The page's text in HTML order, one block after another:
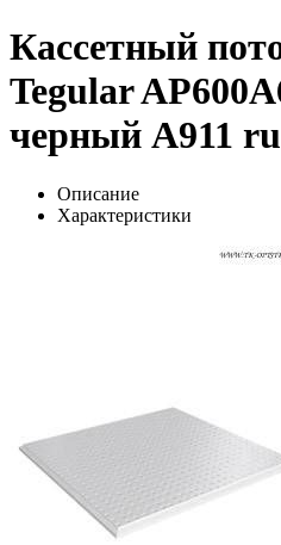
Кассетный
Tegular
черный А911
Описание
Характеристики